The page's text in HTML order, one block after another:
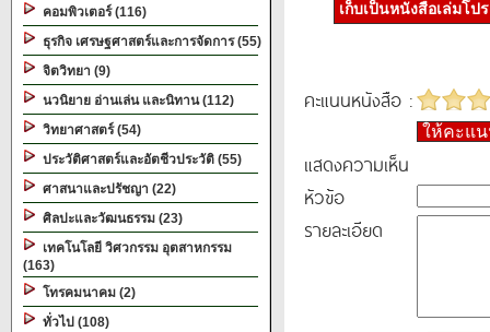
คอมพิวเตอร์ (116)
ธุรกิจ เศรษฐศาสตร์และการจัดการ (55)
จิตวิทยา (9)
นวนิยาย อ่านเล่น และนิทาน (112)
วิทยาศาสตร์ (54)
ประวัติศาสตร์และอัตชีวประวัติ (55)
ศาสนาและปรัชญา (22)
ศิลปะและวัฒนธรรม (23)
เทคโนโลยี วิศวกรรม อุตสาหกรรม
(163)
โทรคมนาคม (2)
ทั่วไป (108)
เก็บเป็นหนังสือเล่มโป
คะแนนหนังสือ :
ให้คะแ
แสดงความเห็น
หัวข้อ
รายละเอียด